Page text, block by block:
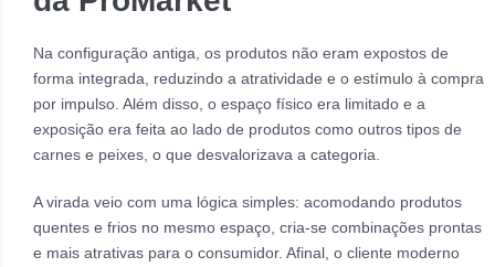
Na configuração antiga, os produtos não eram expostos de
forma integrada, reduzindo a atratividade e o estímulo à compra
por impulso. Além disso, o espaço físico era limitado e a
exposição era feita ao lado de produtos como outros tipos de
carnes e peixes, o que desvalorizava a categoria.
A virada veio com uma lógica simples: acomodando produtos
quentes e frios no mesmo espaço, cria-se combinações prontas
e mais atrativas para o consumidor. Afinal, o cliente moderno